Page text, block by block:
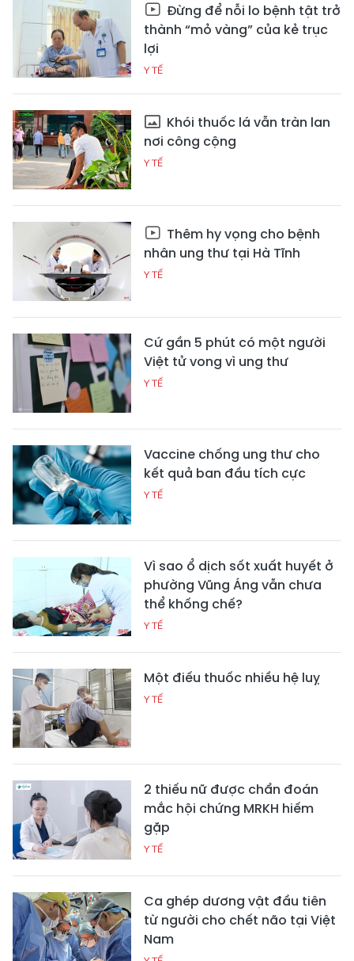
Đừng để nỗi lo bệnh tật trở
thành “mỏ vàng” của kẻ trục
lợi
Y TẾ
Khói thuốc lá vẫn tràn lan
nơi công cộng
Y TẾ
Thêm hy vọng cho bệnh
nhân ung thư tại Hà Tĩnh
Y TẾ
Cứ gần 5 phút có một người
Việt tử vong vì ung thư
Y TẾ
Vaccine chống ung thư cho
kết quả ban đầu tích cực
Y TẾ
Vì sao ổ dịch sốt xuất huyết ở
phường Vũng Áng vẫn chưa
thể khống chế?
Y TẾ
Một điếu thuốc nhiều hệ luỵ
Y TẾ
2 thiếu nữ được chẩn đoán
mắc hội chứng MRKH hiếm
gặp
Y TẾ
Ca ghép dương vật đầu tiên
từ người cho chết não tại Việt
Nam